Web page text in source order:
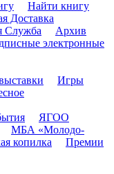
Найти книгу
Доставка
Служба
Архив
электронные
Игры
ЯГОО
МБА «Молодо-
копилка
Премии